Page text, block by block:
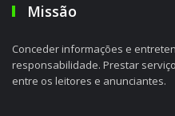
Missão
Conceder informações e
responsabilidade. Prestar
entre os leitores e anunciantes.